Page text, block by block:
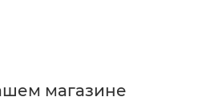
магазине